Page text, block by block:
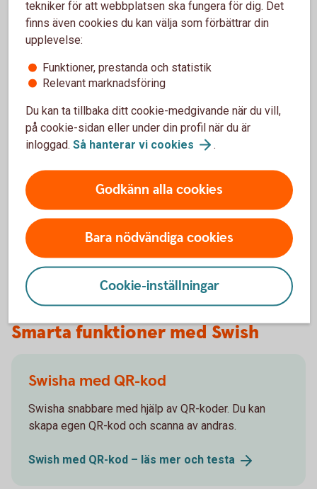
Har du frågor om Swish är du välkommen att ringa
oss.
Ring 0771-97 75 12
Villkor Swish
Här hittar du villkoren för Swish.
Villkor Swish (pdf)
Smarta funktioner med Swish
Swisha med QR-kod
Swisha snabbare med hjälp av QR-koder. Du kan
skapa egen QR-kod och scanna av andras.
Swish med QR-kod – läs mer och testa
tekniker för att webbplatsen ska fungera för dig. Det
finns även cookies du kan välja som förbättrar din
upplevelse:
Funktioner, prestanda och statistik
Relevant marknadsföring
Du kan ta tillbaka ditt cookie-medgivande när du vill,
på cookie-sidan eller under din profil när du är
inloggad. Så hanterar vi cookies .
Godkänn alla cookies
Bara nödvändiga cookies
Cookie-inställningar